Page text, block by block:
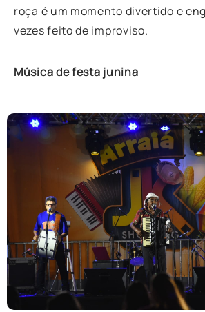
roça é um momento divertido e
vezes feito de improviso.
Música de festa junina